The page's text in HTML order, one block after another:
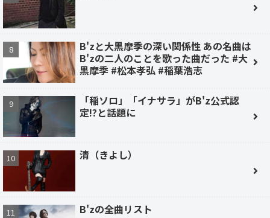
B'zと大黒摩季の深い関係性 あの名曲は
B'zの二人のことを歌った曲だった #大
黒摩季 #松本孝弘 #稲葉浩志
「稲ソロ」「イナサラ」がB'z公式認
定!?と話題に
清（きよし）
B'zの全曲リスト